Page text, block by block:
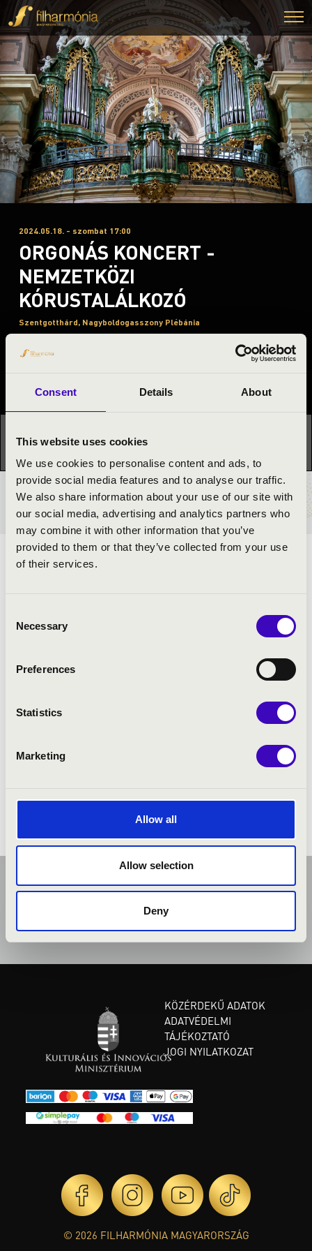
Consent Details About
This website uses cookies
We use cookies to personalise content and ads, to
provide social media features and to analyse our traffic.
We also share information about your use of our site with
our social media, advertising and analytics partners who
may combine it with other information that you’ve
provided to them or that they’ve collected from your use
of their services.
Selection
Necessary
Preferences
Statistics
Marketing
Allow all
Allow selection
Deny
2024.05.18. - szombat 17:00
ORGONÁS KONCERT -
NEMZETKÖZI
KÓRUSTALÁLKOZÓ
Szentgotthárd, Nagyboldogasszony Plébánia
Orgonák éjszakája
BÉRLET- ÉS JEGYÁRAK
REGISZTRÁLÓ ORGONAZENE
Soós János
KÖZÉRDEKŰ ADATOK
ADATVÉDELMI
TÁJÉKOZTATÓ
JOGI NYILATKOZAT
© 2026 FILHARMÓNIA MAGYARORSZÁG